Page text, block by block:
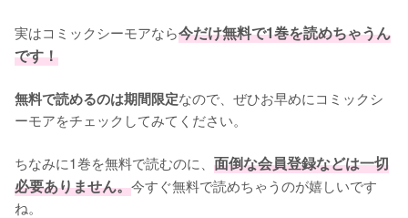
実はコミックシーモアなら今だけ無料で1巻を読めちゃうん
です！
無料で読めるのは期間限定なので、ぜひお早めにコミックシ
ーモアをチェックしてみてください。
ちなみに1巻を無料で読むのに、 面倒な会員登録などは一切
必要ありません。今すぐ無料で読めちゃうのが嬉しいです
ね。